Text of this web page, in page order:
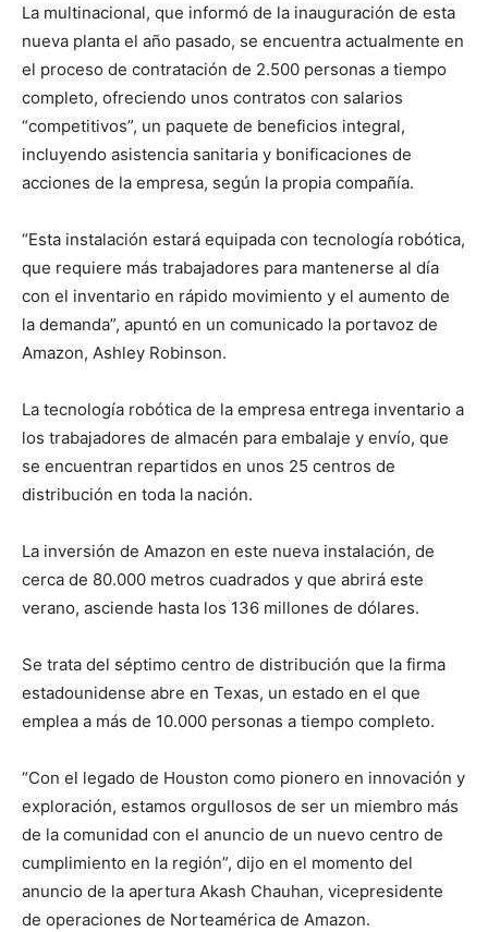
La multinacional, que informó de la inauguración de esta
nueva planta el año pasado, se encuentra actualmente en
el proceso de contratación de 2.500 personas a tiempo
completo, ofreciendo unos contratos con salarios
“competitivos”, un paquete de beneficios integral,
incluyendo asistencia sanitaria y bonificaciones de
acciones de la empresa, según la propia compañía.
“Esta instalación estará equipada con tecnología robótica,
que requiere más trabajadores para mantenerse al día
con el inventario en rápido movimiento y el aumento de
la demanda”, apuntó en un comunicado la portavoz de
Amazon, Ashley Robinson.
La tecnología robótica de la empresa entrega inventario a
los trabajadores de almacén para embalaje y envío, que
se encuentran repartidos en unos 25 centros de
distribución en toda la nación.
La inversión de Amazon en este nueva instalación, de
cerca de 80.000 metros cuadrados y que abrirá este
verano, asciende hasta los 136 millones de dólares.
Se trata del séptimo centro de distribución que la firma
estadounidense abre en Texas, un estado en el que
emplea a más de 10.000 personas a tiempo completo.
“Con el legado de Houston como pionero en innovación y
exploración, estamos orgullosos de ser un miembro más
de la comunidad con el anuncio de un nuevo centro de
cumplimiento en la región”, dijo en el momento del
anuncio de la apertura Akash Chauhan, vicepresidente
de operaciones de Norteamérica de Amazon.